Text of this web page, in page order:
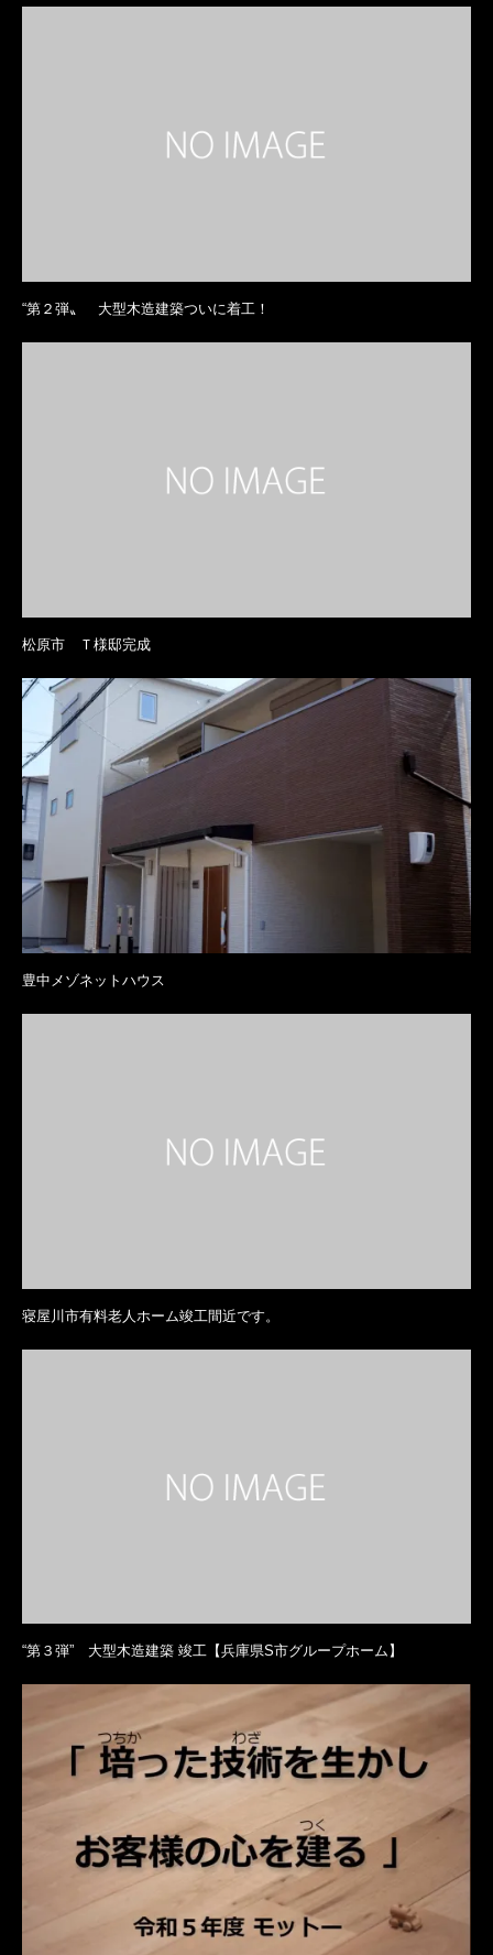
“第２弾〟 大型木造建築ついに着工！
松原市 Ｔ様邸完成
豊中メゾネットハウス
寝屋川市有料老人ホーム竣工間近です。
“第３弾” 大型木造建築 竣工【兵庫県S市グループホーム】